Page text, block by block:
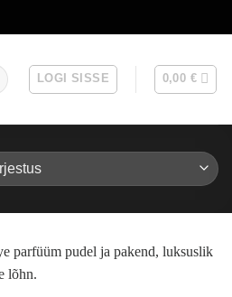
LOGI SISSE 0,00 €